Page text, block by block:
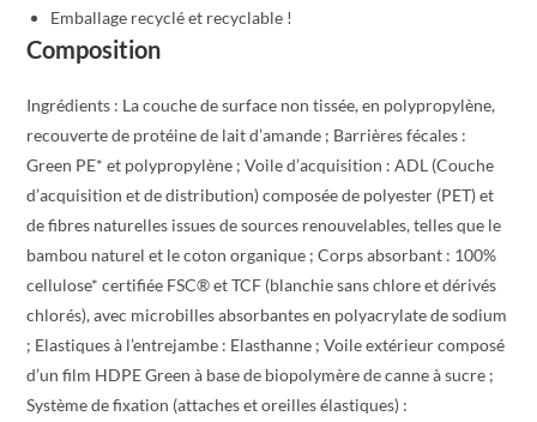
Emballage recyclé et recyclable !
Composition
Ingrédients : La couche de surface non tissée, en polypropylène,
recouverte de protéine de lait d’amande ; Barrières fécales :
Green PE* et polypropylène ; Voile d’acquisition : ADL (Couche
d’acquisition et de distribution) composée de polyester (PET) et
de fibres naturelles issues de sources renouvelables, telles que le
bambou naturel et le coton organique ; Corps absorbant : 100%
cellulose* certifiée FSC® et TCF (blanchie sans chlore et dérivés
chlorés), avec microbilles absorbantes en polyacrylate de sodium
; Elastiques à l’entrejambe : Elasthanne ; Voile extérieur composé
d’un film HDPE Green à base de biopolymère de canne à sucre ;
Système de fixation (attaches et oreilles élastiques) :